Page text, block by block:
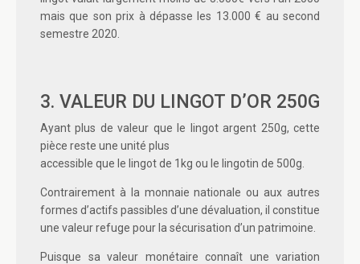
mais que son prix à dépasse les 13.000 € au second
semestre 2020.
3. VALEUR DU LINGOT D’OR 250G
Ayant plus de valeur que le lingot argent 250g, cette
pièce reste une unité plus
accessible que le lingot de 1kg ou le lingotin de 500g.
Contrairement à la monnaie nationale ou aux autres
formes d’actifs passibles d’une dévaluation, il constitue
une valeur refuge pour la sécurisation d’un patrimoine.
Puisque sa valeur monétaire connaît une variation